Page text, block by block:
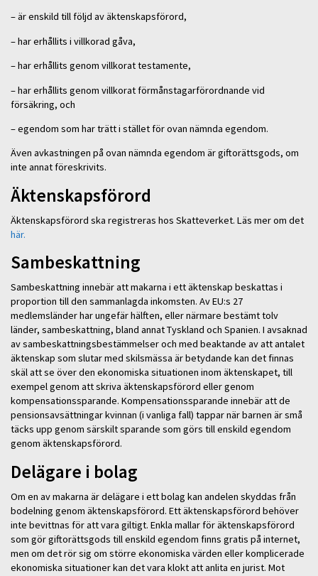
– är enskild till följd av äktenskapsförord,
– har erhållits i villkorad gåva,
– har erhållits genom villkorat testamente,
– har erhållits genom villkorat förmånstagarförordnande vid
försäkring, och
– egendom som har trätt i stället för ovan nämnda egendom.
Även avkastningen på ovan nämnda egendom är giftorättsgods, om
inte annat föreskrivits.
Äktenskapsförord
Äktenskapsförord ska registreras hos Skatteverket. Läs mer om det
här.
Sambeskattning
Sambeskattning innebär att makarna i ett äktenskap beskattas i
proportion till den sammanlagda inkomsten. Av EU:s 27
medlemsländer har ungefär hälften, eller närmare bestämt tolv
länder, sambeskattning, bland annat Tyskland och Spanien. I avsaknad
av sambeskattningsbestämmelser och med beaktande av att antalet
äktenskap som slutar med skilsmässa är betydande kan det finnas
skäl att se över den ekonomiska situationen inom äktenskapet, till
exempel genom att skriva äktenskapsförord eller genom
kompensationssparande. Kompensationssparande innebär att de
pensionsavsättningar kvinnan (i vanliga fall) tappar när barnen är små
täcks upp genom särskilt sparande som görs till enskild egendom
genom äktenskapsförord.
Delägare i bolag
Om en av makarna är delägare i ett bolag kan andelen skyddas från
bodelning genom äktenskapsförord. Ett äktenskapsförord behöver
inte bevittnas för att vara giltigt. Enkla mallar för äktenskapsförord
som gör giftorättsgods till enskild egendom finns gratis på internet,
men om det rör sig om större ekonomiska värden eller komplicerade
ekonomiska situationer kan det vara klokt att anlita en jurist. Mot